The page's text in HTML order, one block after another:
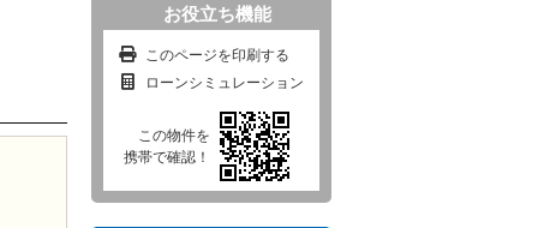
お役立ち機能
このページを印刷する
ローンシミュレーション
この物件を
携帯で確認！